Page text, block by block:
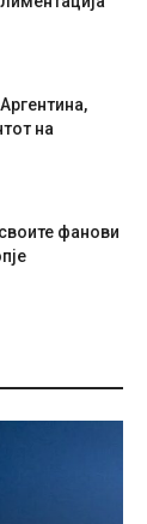
на
фанови